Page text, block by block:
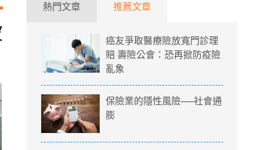
熱門文章 推薦文章
癌友爭取醫療險放寬門診理
賠 壽險公會：恐再掀防疫險
亂象
保險業的隱性風險──社會通
膨